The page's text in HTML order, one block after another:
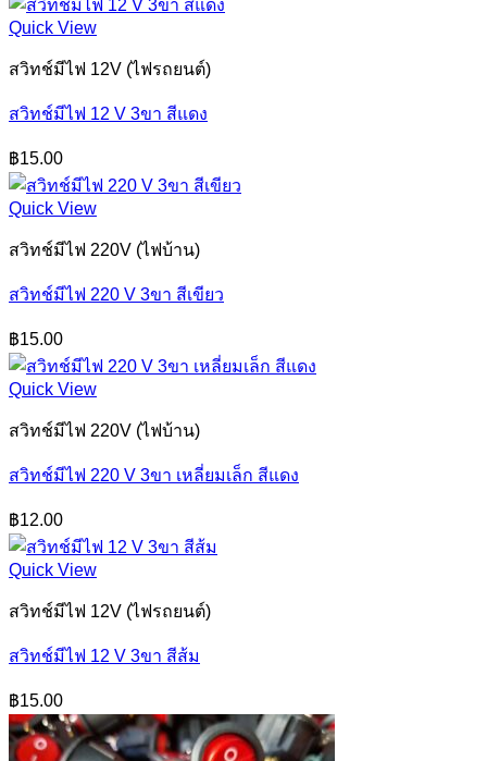
Quick View
สวิทช์มีไฟ 12V (ไฟรถยนต์)
สวิทช์มีไฟ 12 V 3ขา สีแดง
฿15.00
Quick View
สวิทช์มีไฟ 220V (ไฟบ้าน)
สวิทช์มีไฟ 220 V 3ขา สีเขียว
฿15.00
Quick View
สวิทช์มีไฟ 220V (ไฟบ้าน)
สวิทช์มีไฟ 220 V 3ขา เหลี่ยมเล็ก สีแดง
฿12.00
Quick View
สวิทช์มีไฟ 12V (ไฟรถยนต์)
สวิทช์มีไฟ 12 V 3ขา สีส้ม
฿15.00